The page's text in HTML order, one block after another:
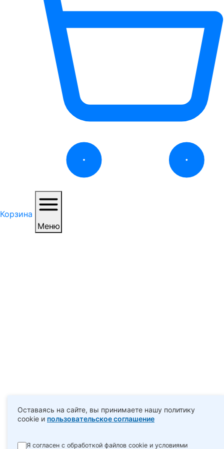
Оставаясь на сайте, вы принимаете нашу политику
cookie и пользовательское соглашение
Я согласен с обработкой файлов cookie и условиями
Корзина
Меню